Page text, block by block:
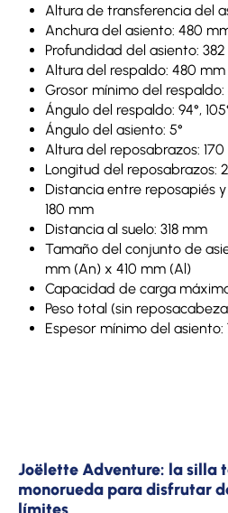
Altura de transferencia del
Anchura del asiento: 480
Profundidad del asiento:
Altura del respaldo: 480 mm
Grosor mínimo del
Ángulo del respaldo: 94°,
Ángulo del asiento: 5°
Altura del reposabrazos:
Longitud del reposabrazos:
Distancia entre reposapiés
180 mm
Distancia al suelo: 318 mm
Tamaño del conjunto de
mm (An) x 410 mm (Al)
Capacidad de carga
Peso total (sin
Espesor mínimo del
Joëlette Adventure: la silla
monorueda para disfrutar
límites